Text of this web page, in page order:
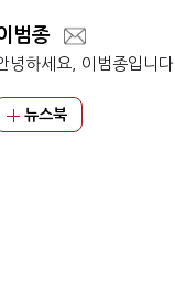
범종
녕하세요, 이범종입니다.
뉴스북